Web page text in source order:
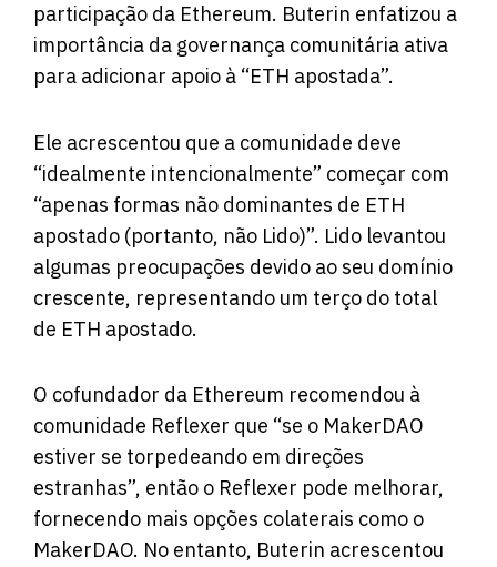
participação da Ethereum. Buterin enfatizou a
importância da governança comunitária ativa
para adicionar apoio à “ETH apostada”.
Ele acrescentou que a comunidade deve
“idealmente intencionalmente” começar com
“apenas formas não dominantes de ETH
apostado (portanto, não Lido)”. Lido levantou
algumas preocupações devido ao seu domínio
crescente, representando um terço do total
de ETH apostado.
O cofundador da Ethereum recomendou à
comunidade Reflexer que “se o MakerDAO
estiver se torpedeando em direções
estranhas”, então o Reflexer pode melhorar,
fornecendo mais opções colaterais como o
MakerDAO. No entanto, Buterin acrescentou